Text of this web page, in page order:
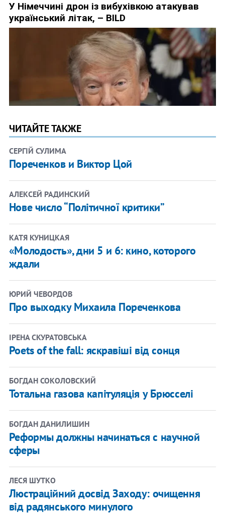
ЧИТАЙТЕ ТАКЖЕ
СЕРГІЙ СУЛИМА
Пореченков и Виктор Цой
АЛЕКСЕЙ РАДИНСКИЙ
Нове число “Політичної критики”
КАТЯ КУНИЦКАЯ
«Молодость», дни 5 и 6: кино, которого
ждали
ЮРИЙ ЧЕВОРДОВ
Про выходку Михаила Пореченкова
ІРЕНА СКУРАТОВСЬКА
Poets of the fall: яскравіші від сонця
БОГДАН СОКОЛОВСКИЙ
Тотальна газова капітуляція у Брюсселі
БОГДАН ДАНИЛИШИН
Реформы должны начинаться с научной
сферы
ЛЕСЯ ШУТКО
Люстраційний досвід Заходу: очищення
від радянського минулого